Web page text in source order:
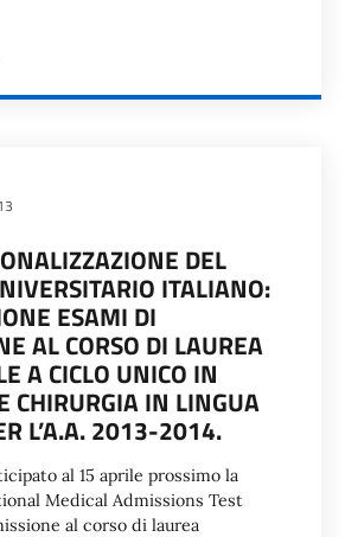
DEL
ITALIANO:
ESAMI DI
AL CORSO DI LAUREA
A CICLO UNICO IN
CHIRURGIA IN LINGUA
L’A.A. 2013-2014.
al 15 aprile prossimo la
Medical Admissions Test
al corso di laurea